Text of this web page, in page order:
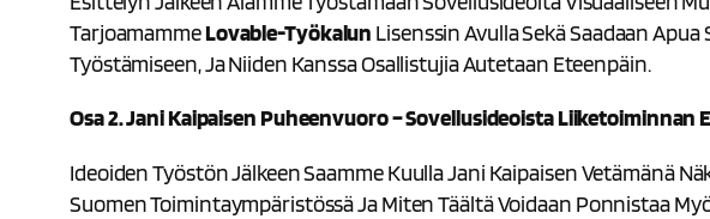
TarjoamammeLovable-Työkalun Lisenssin Avulla Sekä Saadaan
Työstämiseen, Ja Niiden Kanssa Osallistujia Autetaan Eteenpäin.
Osa 2.Jani Kaipaisen Puheenvuoro –Sovellusideoista Liiketoiminnan
Ideoiden Työstön Jälkeen Saamme Kuulla Jani Kaipaisen Vetämänä
Suomen Toimintaympäristössä Ja Miten Täältä Voidaan Ponnistaa